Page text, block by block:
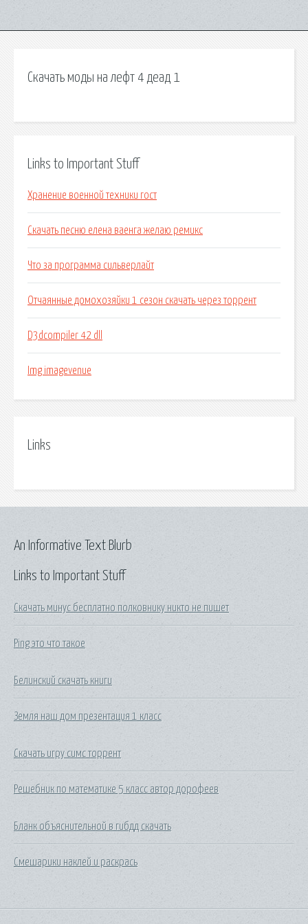
Скачать моды на лефт 4 деад 1
Links to Important Stuff
Хранение военной техники гост
Скачать песню елена ваенга желаю ремикс
Что за программа сильверлайт
Отчаянные домохозяйки 1 сезон скачать через торрент
D3dcompiler 42 dll
Img imagevenue
Links
Links to Important Stuff
Скачать минус бесплатно полковнику никто не пишет
Ping это что такое
Белинский скачать книги
Земля наш дом презентация 1 класс
Скачать игру симс торрент
Решебник по математике 5 класс автор дорофеев
Бланк объяснительной в гибдд скачать
Смешарики наклей и раскрась
An Informative Text Blurb